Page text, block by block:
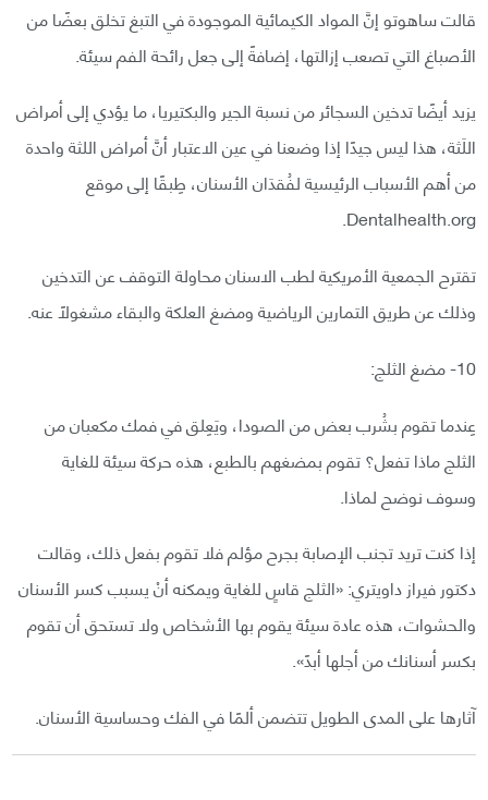
قالت ساهوتو إنَّ المواد الكيمائية الموجودة في التبغ تخلق بعضًا من
الأصباغ التي تصعب إزالتها، إضافةً إلى جعل رائحة الفم سيئة.
يزيد أيضًا تدخين السجائر من نسبة الجير والبكتيريا، ما يؤدي إلى أمراض
اللَثة، هذا ليس جيدًا إذا وضعنا في عين الاعتبار أنَّ أمراض اللثة واحدة
من أهم الأسباب الرئيسية لفُقدَان الأسنان، طِبقًا إلى موقع
Dentalhealth.org.
تقترح الجمعية الأمريكية لطب الاسنان محاولة التوقف عن التدخين
وذلك عن طريق التمارين الرياضية ومضغ العلكة والبقاء مشغولًا عنه.
10- مضغ الثلج:
عِندما تقوم بشُرب بعض من الصودا، ويَعِلق في فمك مكعبان من
الثلج ماذا تفعل؟ تقوم بمضغهم بالطبع، هذه حركة سيئة للغاية
وسوف نوضح لماذا.
إذا كنت تريد تجنب الإصابة بجرح مؤلم فلا تقوم بفعل ذلك، وقالت
دكتور فيراز داويتري: «الثلج قاسٍ للغاية ويمكنه أنْ يسبب كسر الأسنان
والحشوات، هذه عادة سيئة يقوم بها الأشخاص ولا تستحق أن تقوم
بكسر أسنانك من أجلها أبدً».
آثارها على المدى الطويل تتضمن ألمًا في الفك وحساسية الأسنان.